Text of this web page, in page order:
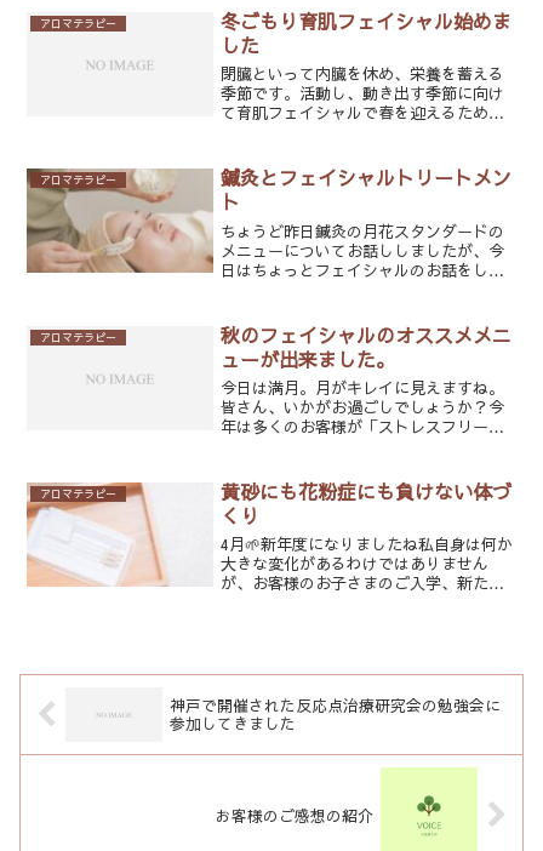
頭のむくみとは？『頭がむくむってどう
いう事？』とよく聞かれま...
アロマテラピー
冬ごもり育肌フェイシャル始めま
した
閉臓といって内臓を休め、栄養を蓄える
季節です。活動し、動き出す季節に向け
て育肌フェイシャルで春を迎えるための
ただく事をお勧めしています。お顔のケ
アの基本のキ。どんなにい...
アロマテラピー
鍼灸とフェイシャルトリートメン
ト
ちょうど昨日鍼灸の月花スタンダードの
メニューについてお話ししましたが、今
日はちょっとフェイシャルのお話をしよ
るんです。そして元々は鍼灸の技術しか
ありませんでしたが、独立...
アロマテラピー
秋のフェイシャルのオススメメニ
ューが出来ました。
今日は満月。月がキレイに見えますね。
皆さん、いかがお過ごしでしょうか？今
年は多くのお客様が「ストレスフリー美
日を過ごした方にとってもマッチしたフ
ェイシャルトリートメント...
アロマテラピー
黄砂にも花粉症にも負けない体づ
くり
4月🌱新年度になりましたね私自身は何か
大きな変化があるわけではありません
が、お客様のお子さまのご入学、新たな
神戸で開催された反応点治療研究会の勉強会に
参加してきました
お客様のご感想の紹介